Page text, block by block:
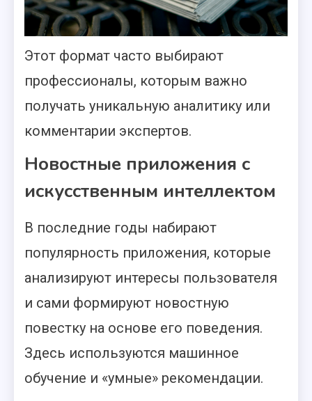
Этот формат часто выбирают
профессионалы, которым важно
получать уникальную аналитику или
комментарии экспертов.
Новостные приложения с
искусственным интеллектом
В последние годы набирают
популярность приложения, которые
анализируют интересы пользователя
и сами формируют новостную
повестку на основе его поведения.
Здесь используются машинное
обучение и «умные» рекомендации.